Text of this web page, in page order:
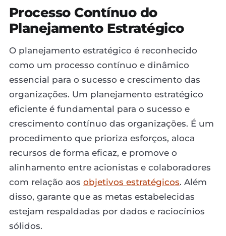
Processo Contínuo do
Planejamento Estratégico
O planejamento estratégico é reconhecido
como um processo contínuo e dinâmico
essencial para o sucesso e crescimento das
organizações. Um planejamento estratégico
eficiente é fundamental para o sucesso e
crescimento contínuo das organizações. É um
procedimento que prioriza esforços, aloca
recursos de forma eficaz, e promove o
alinhamento entre acionistas e colaboradores
com relação aos objetivos estratégicos. Além
disso, garante que as metas estabelecidas
estejam respaldadas por dados e raciocínios
sólidos.